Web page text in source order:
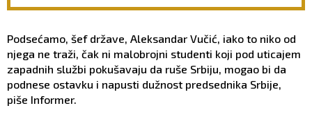
Podsećamo, šef države, Aleksandar Vučić, iako to niko od
njega ne traži, čak ni malobrojni studenti koji pod uticajem
zapadnih službi pokušavaju da ruše Srbiju, mogao bi da
podnese ostavku i napusti dužnost predsednika Srbije,
piše Informer.